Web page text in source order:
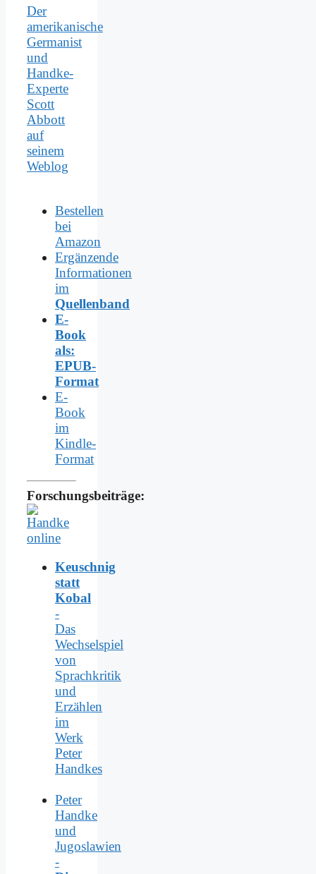
Der
amerikanische
Germanist
und
Handke-
Experte
Scott
Abbott
auf
seinem
Weblog
Bestellen
bei
Amazon
Ergänzende
Informationen
im
Quellenband
E-
Book
als:
EPUB-
Format
E-
Book
im
Kindle-
Format
Forschungsbeiträge:
Keuschnig
statt
Kobal
-
Das
Wechselspiel
von
Sprachkritik
und
Erzählen
im
Werk
Peter
Handkes
Peter
Handke
und
Jugoslawien
-